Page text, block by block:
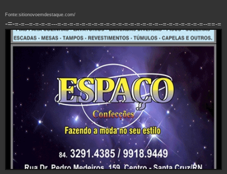
Fonte:sitionovoemdestaque.com/
-=-=-=--=-=-=-=---=-=-=-=-=-=-=-=-=-=-=-=-=-=-=-=-=--=-=-=-=-=-=-=--==-=